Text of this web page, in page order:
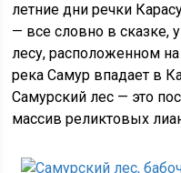
летние дни речки
— все словно в сказке,
лесу, расположенном
река Самур впадает в
Самурский лес — это
массив реликтовых